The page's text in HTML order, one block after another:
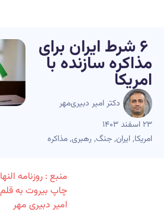
‏ ‏۶ شرط ایران برای
مذاکره سازنده با
امریکا
دکتر امیر دبیری‌مهر
۲۳ اسفند ۱۴۰۳
امریکا,ایران,جنگ,رهبری,مذاکره
منبع : روزنامه النهار
چاپ بیروت به قلم
امیر دبیری مهر